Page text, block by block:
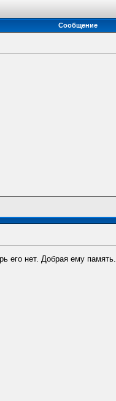
Сообщение
его нет. Добрая ему память.